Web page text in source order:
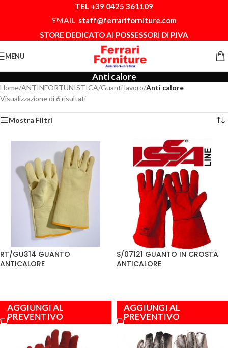
Skip to main content
TEL +39 0425 361109
EMAIL staff@ferrariforniture.com
STORE DEDICATO AI POSSESSORI DI P.IVA
MENU
Anti calore
Home/ANTINFORTUNISTICA/Guanti lavoro/Anti calore
Visualizzazione di 6 risultati
Mostra Filtri
RT/GU314 GUANTO
ANTICALORE
AGGIUNGI AL
PREVENTIVO
S/07121 GUANTO IN CROSTA
ANTICALORE
AGGIUNGI AL
PREVENTIVO